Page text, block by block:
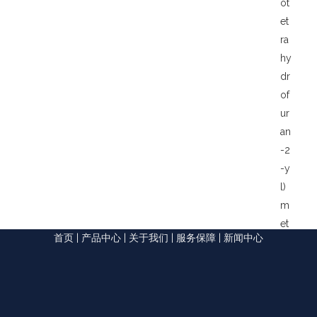
ot
et
ra
hy
dr
of
ur
an
-2
-y
l)
m
et
首页 产品中心 关于我们 服务保障 新闻中心